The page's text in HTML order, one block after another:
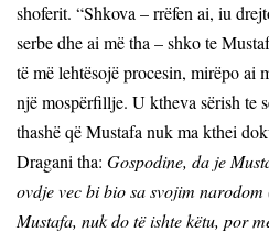
shoferit. “Shkova – rrëfen ai, iu
serbe dhe ai më tha – shko te
të më lehtësojë procesin, mirëpo ai
një mospërfillje. U ktheva sërish te
thashë që Mustafa nuk ma kthei
Dragani tha: Gospodine, da je
ovdje vec bi bio sa svojim
Mustafa, nuk do të ishte këtu, por